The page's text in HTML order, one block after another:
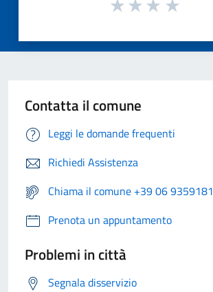
Contatta il comune
Leggi le domande frequenti
Richiedi Assistenza
Chiama il comune +39 06 9359181
Prenota un appuntamento
Problemi in città
Segnala disservizio